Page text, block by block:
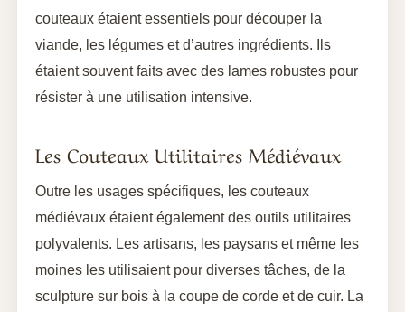
couteaux étaient essentiels pour découper la
viande, les légumes et d’autres ingrédients. Ils
étaient souvent faits avec des lames robustes pour
résister à une utilisation intensive.
Les Couteaux Utilitaires Médiévaux
Outre les usages spécifiques, les couteaux
médiévaux étaient également des outils utilitaires
polyvalents. Les artisans, les paysans et même les
moines les utilisaient pour diverses tâches, de la
sculpture sur bois à la coupe de corde et de cuir. La